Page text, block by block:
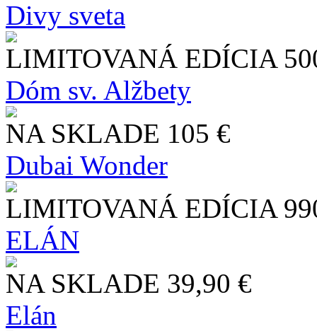
Divy sveta
LIMITOVANÁ EDÍCIA
Dóm sv. Alžbety
NA SKLADE 105 €
Dubai Wonder
LIMITOVANÁ EDÍCIA
ELÁN
NA SKLADE 39,90 €
Elán